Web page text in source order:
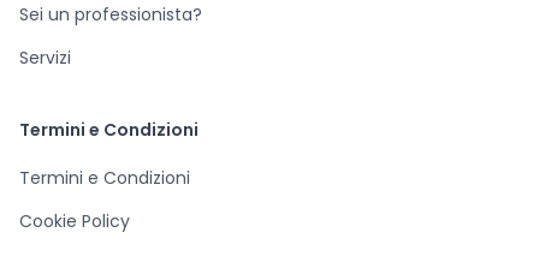
Sei un professionista?
Servizi
Termini e Condizioni
Termini e Condizioni
Cookie Policy